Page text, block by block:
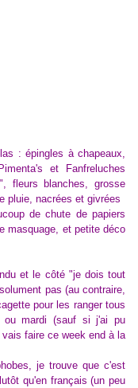
: épingles à chapeaux,
et Fanfreluches
fleurs blanches, grosse
pluie, nacrées et givrées
de chute de papiers
masquage, et petite déco
et le côté "je dois tout
pas (au contraire,
pour les ranger tous
ou mardi (sauf si j'ai pu
faire ce week end à la
je trouve que c'est
qu'en français (un peu